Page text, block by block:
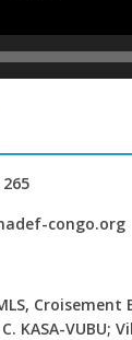
congo.org
KASA-VUBU;